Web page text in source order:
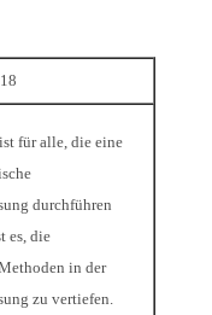
für alle, die eine
durchführen
es, die
in der
zu vertiefen.